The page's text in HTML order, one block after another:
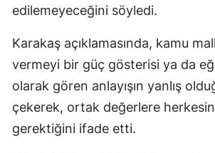
edilemeyeceğini söyledi.
Karakaş açıklamasında, kamu
vermeyi bir güç gösterisi ya da
olarak gören anlayışın yanlış
çekerek, ortak değerlere herkesin
gerektiğini ifade etti.